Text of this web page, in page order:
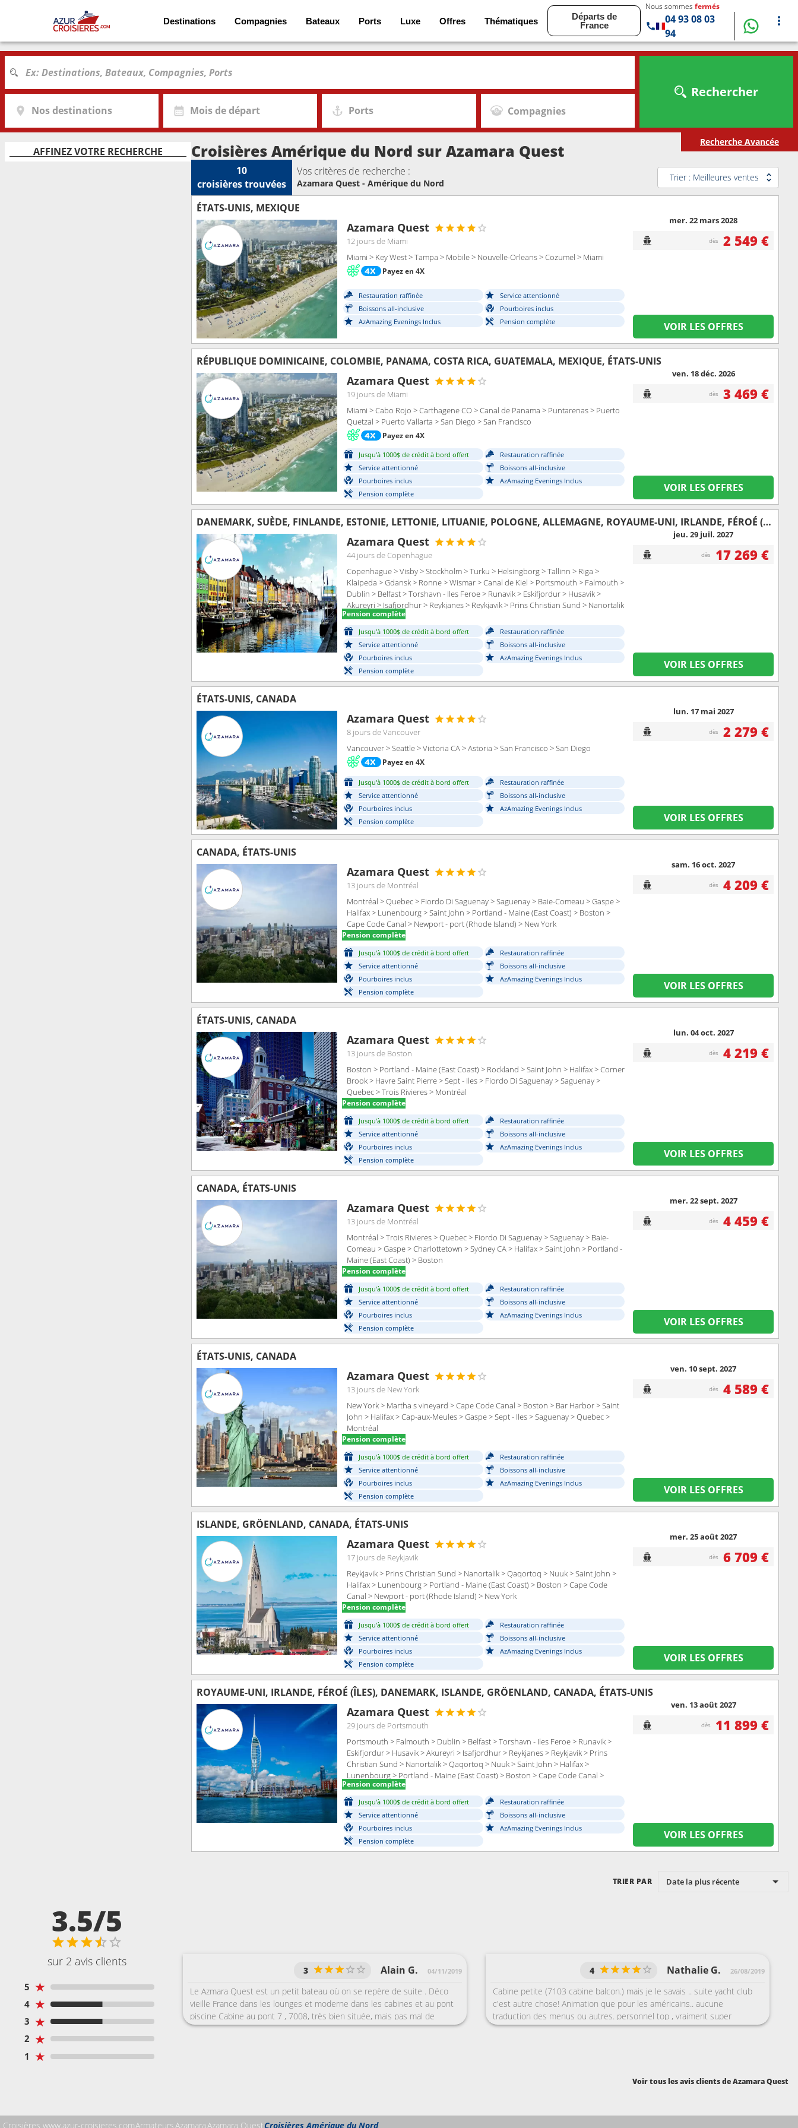
Destinations Compagnies Bateaux Ports Luxe Offres Thématiques
Départs de
France
Nous sommes fermés
04 93 08 03
94
Nos destinations Mois de départ Ports Compagnies
Rechercher
Recherche Avancée
AFFINEZ VOTRE RECHERCHE Croisières Amérique du Nord sur Azamara Quest
10
croisièrestrouvées
Vos critères de recherche :
Azamara Quest - Amérique du Nord
Trier : Meilleures ventes
ÉTATS-UNIS, MEXIQUE
Azamara Quest
12 joursde Miami
Miami > Key West > Tampa > Mobile > Nouvelle-Orleans > Cozumel > Miami
Payez en 4X
Restauration raffinée
Service attentionné
Boissons all-inclusive
Pourboires inclus
AzAmazing Evenings Inclus
Pension complète
mer. 22 mars 2028
dès 2 549 €
VOIR LES OFFRES
RÉPUBLIQUE DOMINICAINE, COLOMBIE, PANAMA, COSTA RICA, GUATEMALA, MEXIQUE, ÉTATS-UNIS
Azamara Quest
19 joursde Miami
Miami > Cabo Rojo > Carthagene CO > Canal de Panama > Puntarenas > Puerto
Quetzal > Puerto Vallarta > San Diego > San Francisco
Payez en 4X
Jusqu'à 1000$ de crédit à bord offert
Restauration raffinée
Service attentionné
Boissons all-inclusive
Pourboires inclus
AzAmazing Evenings Inclus
Pension complète
ven. 18 déc. 2026
dès 3 469 €
VOIR LES OFFRES
DANEMARK, SUÈDE, FINLANDE, ESTONIE, LETTONIE, LITUANIE, POLOGNE, ALLEMAGNE, ROYAUME-UNI, IRLANDE, FÉROÉ (ÎLES), ISLANDE, GRÖENLAND, CANADA, ÉTATS-UNIS
Azamara Quest
44 joursde Copenhague
Copenhague > Visby > Stockholm > Turku > Helsingborg > Tallinn > Riga >
Klaipeda > Gdansk > Ronne > Wismar > Canal de Kiel > Portsmouth > Falmouth >
Dublin > Belfast > Torshavn - Iles Feroe > Runavik > Eskifjordur > Husavik >
Akureyri > Isafjordhur > Reykjanes > Reykjavik > Prins Christian Sund > Nanortalik
> Qaqortoq > Nuuk > Saint John > Halifax > Lunenbourg > Portland - Maine (East
Coast) > Boston > Cape Code Canal > Newport - port (Rhode Island) > New York
Pension complète
Jusqu'à 1000$ de crédit à bord offert
Restauration raffinée
Service attentionné
Boissons all-inclusive
Pourboires inclus
AzAmazing Evenings Inclus
Pension complète
jeu. 29 juil. 2027
dès 17 269 €
VOIR LES OFFRES
ÉTATS-UNIS, CANADA
Azamara Quest
8 joursde Vancouver
Vancouver > Seattle > Victoria CA > Astoria > San Francisco > San Diego
Payez en 4X
Jusqu'à 1000$ de crédit à bord offert
Restauration raffinée
Service attentionné
Boissons all-inclusive
Pourboires inclus
AzAmazing Evenings Inclus
Pension complète
lun. 17 mai 2027
dès 2 279 €
VOIR LES OFFRES
CANADA, ÉTATS-UNIS
Azamara Quest
13 joursde Montréal
Montréal > Quebec > Fiordo Di Saguenay > Saguenay > Baie-Comeau > Gaspe >
Halifax > Lunenbourg > Saint John > Portland - Maine (East Coast) > Boston >
Cape Code Canal > Newport - port (Rhode Island) > New York
Pension complète
Jusqu'à 1000$ de crédit à bord offert
Restauration raffinée
Service attentionné
Boissons all-inclusive
Pourboires inclus
AzAmazing Evenings Inclus
Pension complète
sam. 16 oct. 2027
dès 4 209 €
VOIR LES OFFRES
ÉTATS-UNIS, CANADA
Azamara Quest
13 joursde Boston
Boston > Portland - Maine (East Coast) > Rockland > Saint John > Halifax > Corner
Brook > Havre Saint Pierre > Sept - Iles > Fiordo Di Saguenay > Saguenay >
Quebec > Trois Rivieres > Montréal
Pension complète
Jusqu'à 1000$ de crédit à bord offert
Restauration raffinée
Service attentionné
Boissons all-inclusive
Pourboires inclus
AzAmazing Evenings Inclus
Pension complète
lun. 04 oct. 2027
dès 4 219 €
VOIR LES OFFRES
CANADA, ÉTATS-UNIS
Azamara Quest
13 joursde Montréal
Montréal > Trois Rivieres > Quebec > Fiordo Di Saguenay > Saguenay > Baie-
Comeau > Gaspe > Charlottetown > Sydney CA > Halifax > Saint John > Portland -
Maine (East Coast) > Boston
Pension complète
Jusqu'à 1000$ de crédit à bord offert
Restauration raffinée
Service attentionné
Boissons all-inclusive
Pourboires inclus
AzAmazing Evenings Inclus
Pension complète
mer. 22 sept. 2027
dès 4 459 €
VOIR LES OFFRES
ÉTATS-UNIS, CANADA
Azamara Quest
13 joursde New York
New York > Martha s vineyard > Cape Code Canal > Boston > Bar Harbor > Saint
John > Halifax > Cap-aux-Meules > Gaspe > Sept - Iles > Saguenay > Quebec >
Montréal
Pension complète
Jusqu'à 1000$ de crédit à bord offert
Restauration raffinée
Service attentionné
Boissons all-inclusive
Pourboires inclus
AzAmazing Evenings Inclus
Pension complète
ven. 10 sept. 2027
dès 4 589 €
VOIR LES OFFRES
ISLANDE, GRÖENLAND, CANADA, ÉTATS-UNIS
Azamara Quest
17 joursde Reykjavik
Reykjavik > Prins Christian Sund > Nanortalik > Qaqortoq > Nuuk > Saint John >
Halifax > Lunenbourg > Portland - Maine (East Coast) > Boston > Cape Code
Canal > Newport - port (Rhode Island) > New York
Pension complète
Jusqu'à 1000$ de crédit à bord offert
Restauration raffinée
Service attentionné
Boissons all-inclusive
Pourboires inclus
AzAmazing Evenings Inclus
Pension complète
mer. 25 août 2027
dès 6 709 €
VOIR LES OFFRES
ROYAUME-UNI, IRLANDE, FÉROÉ (ÎLES), DANEMARK, ISLANDE, GRÖENLAND, CANADA, ÉTATS-UNIS
Azamara Quest
29 joursde Portsmouth
Portsmouth > Falmouth > Dublin > Belfast > Torshavn - Iles Feroe > Runavik >
Eskifjordur > Husavik > Akureyri > Isafjordhur > Reykjanes > Reykjavik > Prins
Christian Sund > Nanortalik > Qaqortoq > Nuuk > Saint John > Halifax >
Lunenbourg > Portland - Maine (East Coast) > Boston > Cape Code Canal >
Newport - port (Rhode Island) > New York
Pension complète
Jusqu'à 1000$ de crédit à bord offert
Restauration raffinée
Service attentionné
Boissons all-inclusive
Pourboires inclus
AzAmazing Evenings Inclus
Pension complète
ven. 13 août 2027
dès 11 899 €
VOIR LES OFFRES
TRIER PAR Date la plus récente
3.5/5
sur 2 avis clients
5 ★
4 ★
3 ★
2 ★
1 ★
Alain G. 04/11/2019
3
Le Azmara Quest est un petit bateau où on se repère de suite . Déco
vieille France dans les lounges et moderne dans les cabines et au pont
piscine Cabine au pont 7 , 7008, très bien située, mais pas mal de
vibrations aux arrivées et aux départs des escales . Salle d'eau
la 1 ère croisière et à peine formé pour la 2 ème sauf ceux qui étaient
Nathalie G. 26/08/2019
4
Cabine petite (7103 cabine balcon.) mais je le savais .. suite yacht club
c'est autre chose! Animation que pour les américains.. aucune
traduction des menus ou autres. personnel top , vraiment super
boisson du tout inclus très bien. Super chef de la sécurité francophone..
Voir tous les avis clients de Azamara Quest
Croisières www.azur-croisieres.comArmateursAzamaraAzamara QuestCroisières Amérique du Nord